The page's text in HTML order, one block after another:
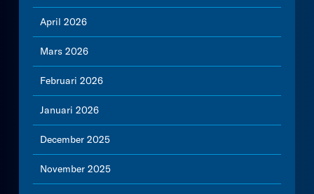
April 2026
Mars 2026
Februari 2026
Januari 2026
December 2025
November 2025